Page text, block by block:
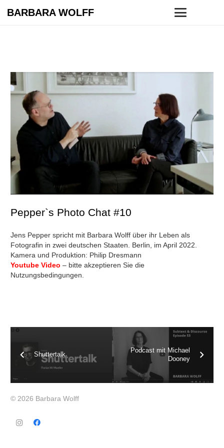
BARBARA WOLFF
Pepper`s Photo Chat #10
Jens Pepper spricht mit Barbara Wolff über ihr Leben als
Fotografin in zwei deutschen Staaten. Berlin, im April 2022.
Kamera und Produktion: Philip Dresmann
Youtube Video – bitte akzeptieren Sie die
Nutzungsbedingungen.
Shuttertalk
Podcast mit Michael
Dooney
© 2026 Barbara Wolff